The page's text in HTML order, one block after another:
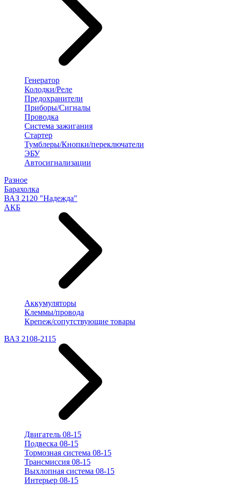
Генератор
Колодки/Реле
Предохранители
Приборы/Сигналы
Проводка
Система зажигания
Стартер
Тумблеры/Кнопки/переключатели
ЭБУ
Автосигнализации
Разное
Барахолка
ВАЗ 2120 "Надежда"
АКБ
Аккумуляторы
Клеммы/провода
Крепеж/сопутствующие товары
ВАЗ 2108-2115
Двигатель 08-15
Подвеска 08-15
Тормозная система 08-15
Трансмиссия 08-15
Выхлопная система 08-15
Интерьер 08-15